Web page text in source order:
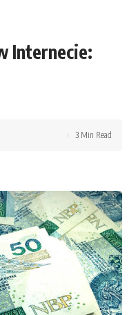
Internecie:
3 Min Read